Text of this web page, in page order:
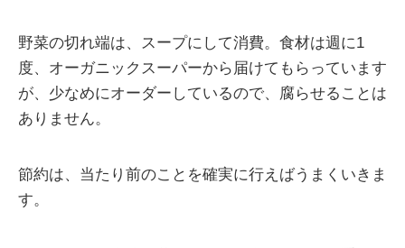
野菜の切れ端は、スープにして消費。食材は週に1
度、オーガニックスーパーから届けてもらっています
が、少なめにオーダーしているので、腐らせることは
ありません。
節約は、当たり前のことを確実に行えばうまくいきま
す。